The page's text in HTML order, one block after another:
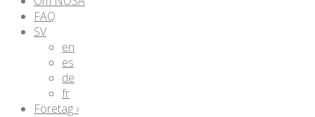
FAQ
SV
en
es
de
fr
Företag ›